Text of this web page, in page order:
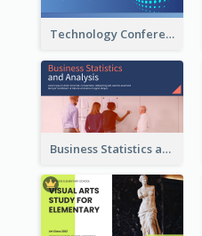
Technology Conference Presentation
Business Statistics and Analysis Presentation